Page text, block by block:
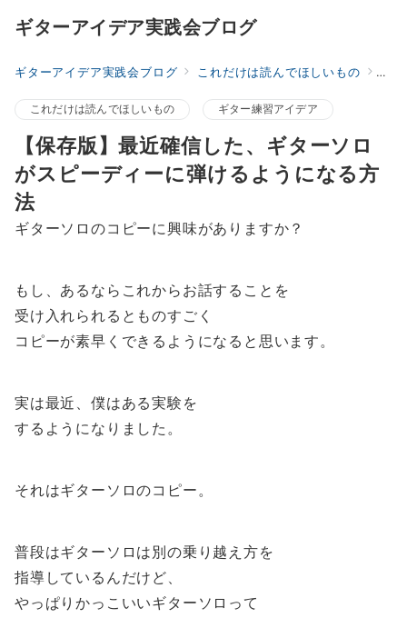
ギターアイデア実践会ブログ
ギターアイデア実践会ブログ これだけは読んでほしいもの 【
これだけは読んでほしいもの ギター練習アイデア
【保存版】最近確信した、ギターソロ
がスピーディーに弾けるようになる方
法
ギターソロのコピーに興味がありますか？
もし、あるならこれからお話することを
受け入れられるとものすごく
コピーが素早くできるようになると思います。
実は最近、僕はある実験を
するようになりました。
それはギターソロのコピー。
普段はギターソロは別の乗り越え方を
指導しているんだけど、
やっぱりかっこいいギターソロって